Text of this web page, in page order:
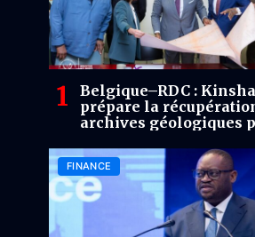
Belgique–RDC :
prépare la
archives géologiques
potentiel minier
FINANCE